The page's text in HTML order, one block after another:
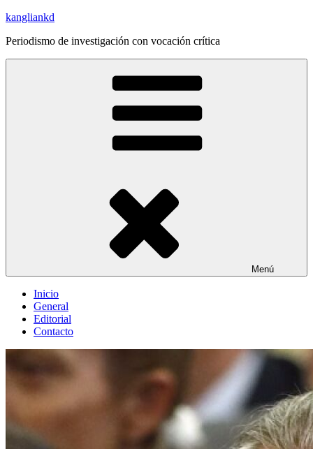
Saltar
contenido
kangliankd
Periodismo de investigación con vocación crítica
Menú
Inicio
General
Editorial
Contacto